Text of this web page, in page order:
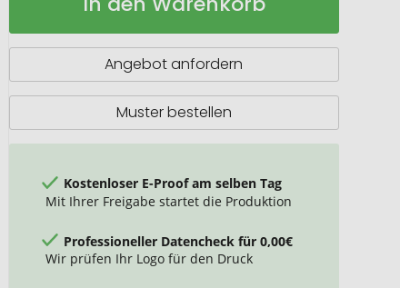
Angebot anfordern
Muster bestellen
Kostenloser E-Proof am selben Tag
Mit Ihrer Freigabe startet die Produktion
Professioneller Datencheck für 0,00€
Wir prüfen Ihr Logo für den Druck